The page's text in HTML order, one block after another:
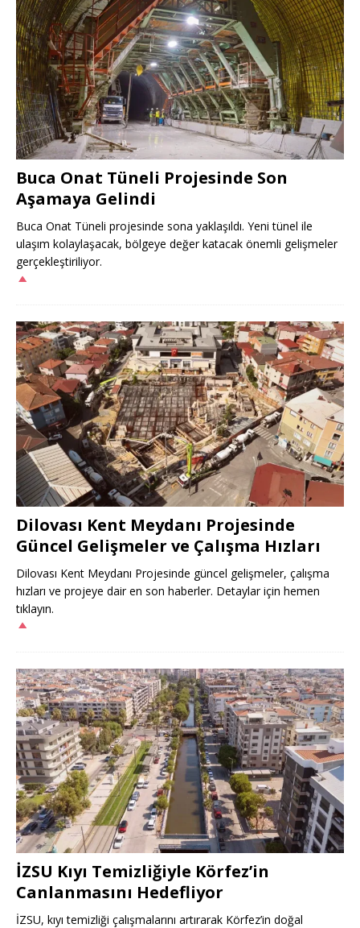
Buca Onat Tüneli Projesinde Son
Aşamaya Gelindi
Buca Onat Tüneli projesinde sona yaklaşıldı. Yeni tünel ile
ulaşım kolaylaşacak, bölgeye değer katacak önemli gelişmeler
gerçekleştiriliyor.
Dilovası Kent Meydanı Projesinde
Güncel Gelişmeler ve Çalışma Hızları
Dilovası Kent Meydanı Projesinde güncel gelişmeler, çalışma
hızları ve projeye dair en son haberler. Detaylar için hemen
tıklayın.
İZSU Kıyı Temizliğiyle Körfez’in
Canlanmasını Hedefliyor
İZSU, kıyı temizliği çalışmalarını artırarak Körfez’in doğal